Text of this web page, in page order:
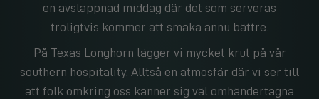
en avslappnad middag där det som serveras
troligtvis kommer att smaka ännu bättre.
På Texas Longhorn lägger vi mycket krut på vår
southern hospitality. Alltså en atmosfär där vi ser till
att folk omkring oss känner sig väl omhändertagna